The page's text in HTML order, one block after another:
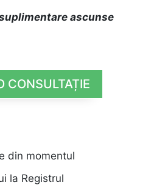
ascunse
CONSULTAȚIE
din momentul
la Registrul